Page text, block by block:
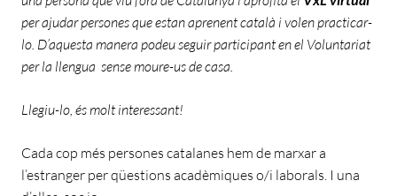
per ajudar persones que estan aprenent català i volen practicar-
lo. D’aquesta manera podeu seguir participant en el Voluntariat
per la llengua sense moure-us de casa.
Llegiu-lo, és molt interessant!
Cada cop més persones catalanes hem de marxar a
l’estranger per qüestions acadèmiques o/i laborals. I una